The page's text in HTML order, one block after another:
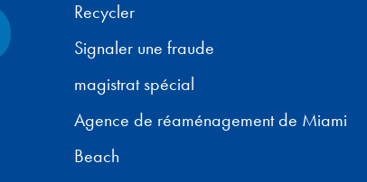
Recycler
Signaler une fraude
magistrat spécial
Agence de réaménagement de Miami
Beach